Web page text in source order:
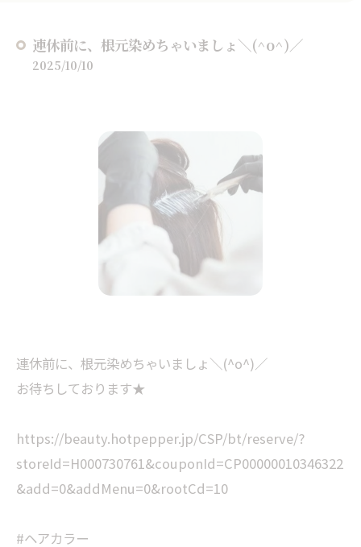
連休前に、根元染めちゃいましょ＼(^o^)／
2025/10/10
連休前に、根元染めちゃいましょ＼(^o^)／
お待ちしております★
https://beauty.hotpepper.jp/CSP/bt/reserve/?
storeId=H000730761&couponId=CP00000010346322
&add=0&addMenu=0&rootCd=10
#ヘアカラー